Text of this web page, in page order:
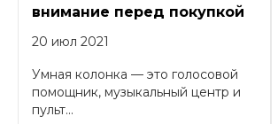
внимание перед покупкой
20 июл 2021
Умная колонка — это голосовой
помощник, музыкальный центр и
пульт...